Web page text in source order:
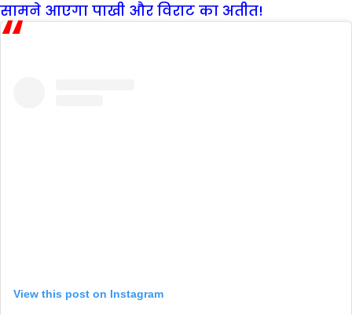
सामने आएगा पाखी और विराट का अतीत!
View this post on Instagram